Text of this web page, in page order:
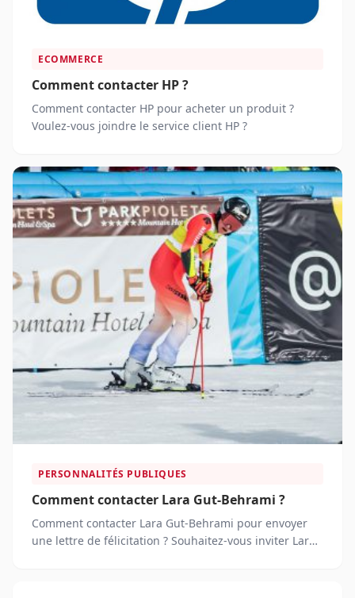
ECOMMERCE
Comment contacter HP ?
Comment contacter HP pour acheter un produit ?
Voulez-vous joindre le service client HP ?
PERSONNALITÉS PUBLIQUES
Comment contacter Lara Gut-Behrami ?
Comment contacter Lara Gut-Behrami pour envoyer
une lettre de félicitation ? Souhaitez-vous inviter Lara